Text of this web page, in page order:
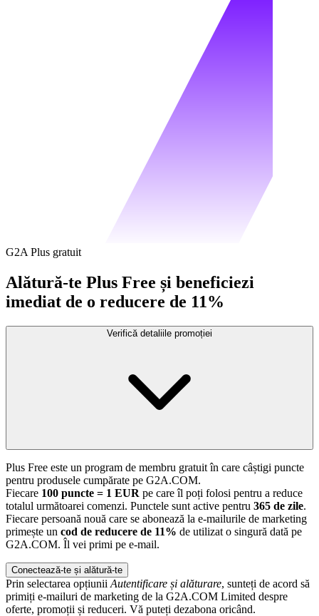
G2A Plus gratuit
Alătură-te Plus Free și beneficiezi
imediat de o reducere de 11%
Verifică detaliile promoției
Plus Free este un program de membru gratuit în care câștigi puncte
pentru produsele cumpărate pe G2A.COM.
Fiecare 100 puncte = 1 EUR pe care îl poți folosi pentru a reduce
totalul următoarei comenzi. Punctele sunt active pentru 365 de zile.
Fiecare persoană nouă care se abonează la e-mailurile de marketing
primește un cod de reducere de 11% de utilizat o singură dată pe
G2A.COM. Îl vei primi pe e-mail.
Conectează-te și alătură-te
Prin selectarea opțiunii Autentificare și alăturare, sunteți de acord să
primiți e-mailuri de marketing de la G2A.COM Limited despre
oferte, promoții și reduceri. Vă puteți dezabona oricând.